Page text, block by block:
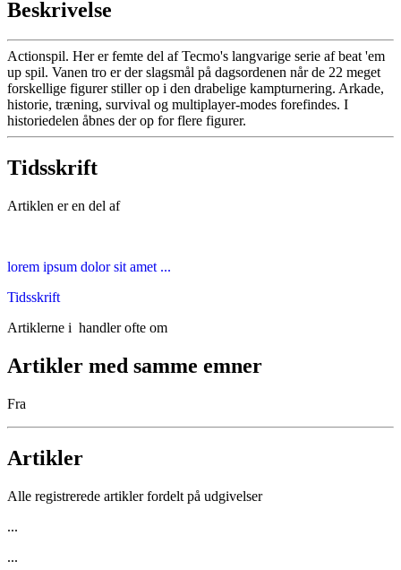
Beskrivelse
Actionspil. Her er femte del af Tecmo's langvarige serie af beat 'em
up spil. Vanen tro er der slagsmål på dagsordenen når de 22 meget
forskellige figurer stiller op i den drabelige kampturnering. Arkade,
historie, træning, survival og multiplayer-modes forefindes. I
historiedelen åbnes der op for flere figurer.
Tidsskrift
Artiklen er en del af
lorem ipsum dolor sit amet ...
Tidsskrift
Artiklerne i handler ofte om
Artikler med samme emner
Fra
Artikler
Alle registrerede artikler fordelt på udgivelser
...
...